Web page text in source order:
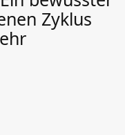
Zyklus